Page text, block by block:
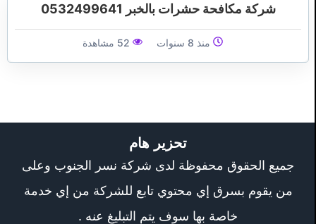
شركة مكافحة حشرات بالخبر 0532499641
منذ 8 سنوات
تحزير هام
جميع الحقوق محفوظة لدى شركة نسر الجنوب وعلى
من يقوم بسرق إي محتوي تابع للشركة من إي خدمة
خاصة بها سوف يتم التبليغ عنه .